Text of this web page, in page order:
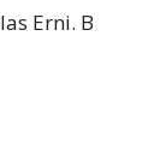
Erni. B